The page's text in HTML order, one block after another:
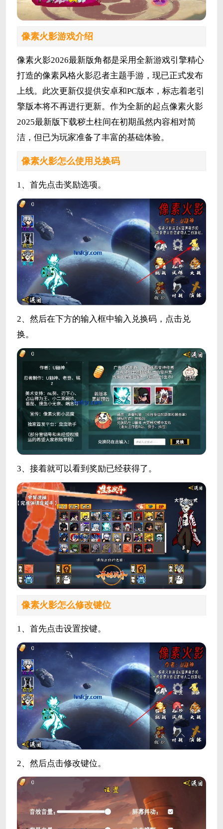
像素火影游戏介绍
像素火影2026最新版角都是采用全新游戏引擎精心
打造的像素风格火影忍者主题手游，现已正式发布
上线。此次更新仅提供安卓和PC版本，标志着老引
擎版本将不再进行更新。作为全新的起点像素火影
2025最新版下载秽土柱间在初期虽然内容相对简
洁，但已为玩家准备了丰富的基础体验。
像素火影怎么使用兑换码
1、首先点击奖励选项。
2、然后在下方的输入框中输入兑换码，点击兑
换。
3、接着就可以看到奖励已经获得了。
像素火影怎么修改键位
1、首先点击设置按键。
2、然后点击修改键位。